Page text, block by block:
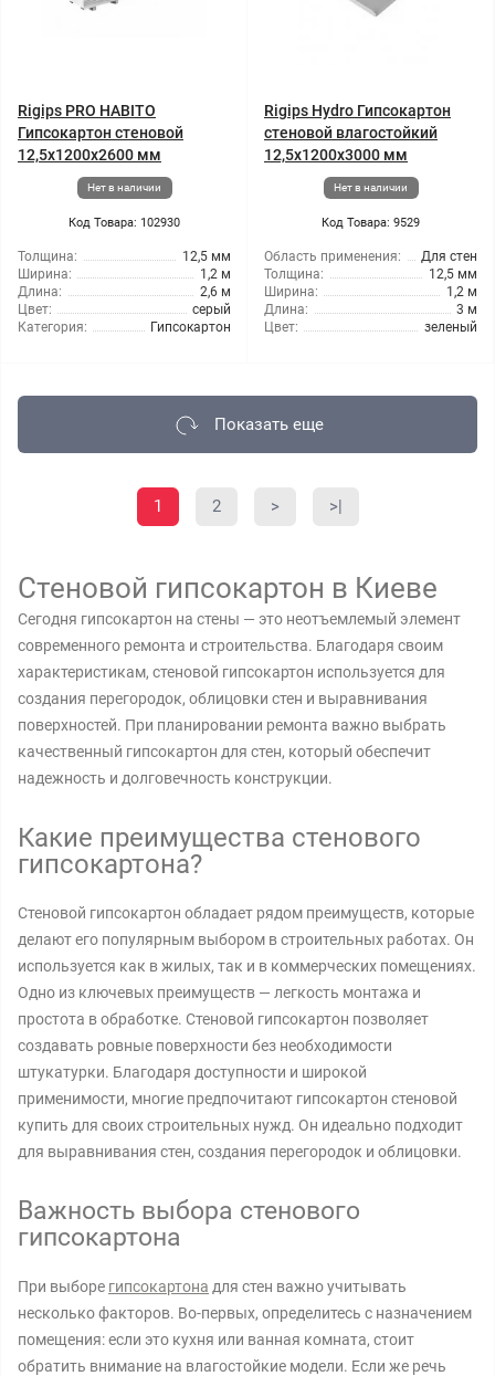
Rigips PRO HABITO
Гипсокартон стеновой
12,5x1200x2600 мм
Нет в наличии
Код Товара: 102930
Толщина:
12,5 мм
Ширина:
1,2 м
Длина:
2,6 м
Цвет:
серый
Категория:
Гипсокартон
Rigips Hydro Гипсокартон
стеновой влагостойкий
12,5x1200x3000 мм
Нет в наличии
Код Товара: 9529
Область применения:
Для стен
Толщина:
12,5 мм
Ширина:
1,2 м
Длина:
3 м
Цвет:
зеленый
Показать еще
1 2 > >|
Стеновой гипсокартон в Киеве
Сегодня гипсокартон на стены — это неотъемлемый элемент
современного ремонта и строительства. Благодаря своим
характеристикам, стеновой гипсокартон используется для
создания перегородок, облицовки стен и выравнивания
поверхностей. При планировании ремонта важно выбрать
качественный гипсокартон для стен, который обеспечит
надежность и долговечность конструкции.
Какие преимущества стенового
гипсокартона?
Стеновой гипсокартон обладает рядом преимуществ, которые
делают его популярным выбором в строительных работах. Он
используется как в жилых, так и в коммерческих помещениях.
Одно из ключевых преимуществ — легкость монтажа и
простота в обработке. Стеновой гипсокартон позволяет
создавать ровные поверхности без необходимости
штукатурки. Благодаря доступности и широкой
применимости, многие предпочитают гипсокартон стеновой
купить для своих строительных нужд. Он идеально подходит
для выравнивания стен, создания перегородок и облицовки.
Важность выбора стенового
гипсокартона
При выборе гипсокартона для стен важно учитывать
несколько факторов. Во-первых, определитесь с назначением
помещения: если это кухня или ванная комната, стоит
обратить внимание на влагостойкие модели. Если же речь